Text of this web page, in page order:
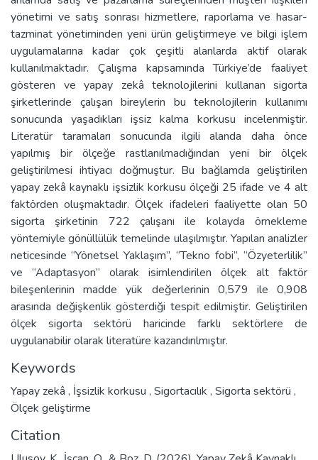
yönetimi ve satış sonrası hizmetlere, raporlama ve hasar-
tazminat yönetiminden yeni ürün geliştirmeye ve bilgi işlem
uygulamalarına kadar çok çeşitli alanlarda aktif olarak
kullanılmaktadır. Çalışma kapsamında Türkiye’de faaliyet
gösteren ve yapay zekâ teknolojilerini kullanan sigorta
şirketlerinde çalışan bireylerin bu teknolojilerin kullanımı
sonucunda yaşadıkları işsiz kalma korkusu incelenmiştir.
Literatür taramaları sonucunda ilgili alanda daha önce
yapılmış bir ölçeğe rastlanılmadığından yeni bir ölçek
geliştirilmesi ihtiyacı doğmuştur. Bu bağlamda geliştirilen
yapay zekâ kaynaklı işsizlik korkusu ölçeği 25 ifade ve 4 alt
faktörden oluşmaktadır. Ölçek ifadeleri faaliyette olan 50
sigorta şirketinin 722 çalışanı ile kolayda örnekleme
yöntemiyle gönüllülük temelinde ulaşılmıştır. Yapılan analizler
neticesinde “Yönetsel Yaklaşım”, “Tekno fobi”, “Özyeterlilik”
ve “Adaptasyon” olarak isimlendirilen ölçek alt faktör
bileşenlerinin madde yük değerlerinin 0,579 ile 0,908
arasında değişkenlik gösterdiği tespit edilmiştir. Geliştirilen
ölçek sigorta sektörü haricinde farklı sektörlere de
uygulanabilir olarak literatüre kazandırılmıştır.
Keywords
Yapay zekâ , İşsizlik korkusu , Sigortacılık , Sigorta sektörü ,
Ölçek geliştirme
Citation